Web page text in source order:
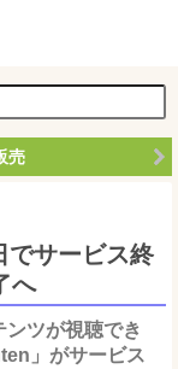
売
でサービス終
へ
ツが視聴でき
」がサービス